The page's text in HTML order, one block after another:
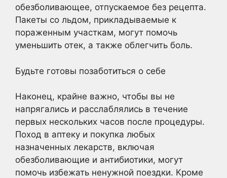
обезболивающее, отпускаемое без рецепта.
Пакеты со льдом, прикладываемые к
пораженным участкам, могут помочь
уменьшить отек, а также облегчить боль.
Будьте готовы позаботиться о себе
Наконец, крайне важно, чтобы вы не
напрягались и расслаблялись в течение
первых нескольких часов после процедуры.
Поход в аптеку и покупка любых
назначенных лекарств, включая
обезболивающие и антибиотики, могут
помочь избежать ненужной поездки. Кроме